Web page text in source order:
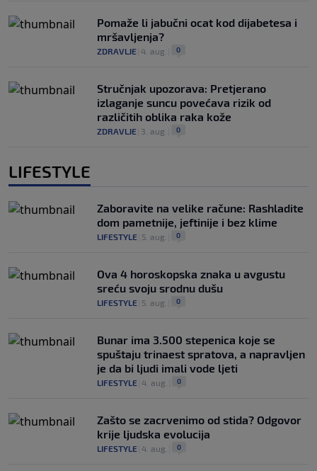
Pomaže li jabučni ocat kod dijabetesa i
mršavljenja?
ZDRAVLJE 4. aug. 0
Stručnjak upozorava: Pretjerano
izlaganje suncu povećava rizik od
različitih oblika raka kože
ZDRAVLJE 3. aug. 0
LIFESTYLE
Zaboravite na velike račune: Rashladite
dom pametnije, jeftinije i bez klime
LIFESTYLE 5. aug. 0
Ova 4 horoskopska znaka u avgustu
sreću svoju srodnu dušu
LIFESTYLE 5. aug. 0
Bunar imа 3.500 stepenica koje se
spuštaju trinaest spratova, a napravljen
je da bi ljudi imali vode ljeti
LIFESTYLE 4. aug. 0
Zašto se zacrvenimo od stida? Odgovor
krije ljudska evolucija
LIFESTYLE 4. aug. 0